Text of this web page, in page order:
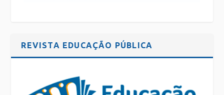
REVISTA EDUCAÇÃO PÚBLICA